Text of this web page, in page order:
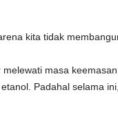
kita tidak
masa
Padahal selama